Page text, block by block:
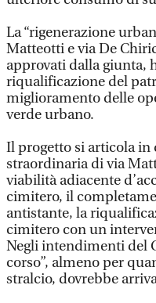
La “rigenerazione
Matteotti e via De
approvati dalla giunta,
riqualificazione del
miglioramento delle
verde urbano.
Il progetto si articola
straordinaria di via
viabilità adiacente
cimitero, il
antistante, la
cimitero con un
Negli intendimenti del
corso”, almeno per
stralcio, dovrebbe